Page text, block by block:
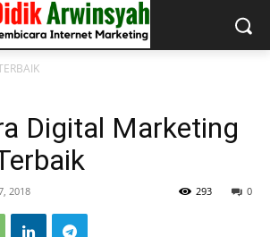
Digital Marketing
2018 0
293